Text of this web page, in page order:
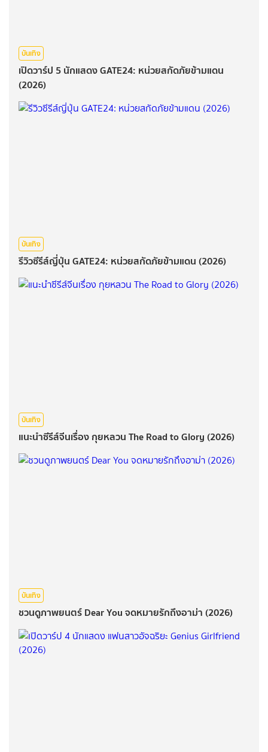
บันเทิง
เปิดวาร์ป 5 นักแสดง GATE24: หน่วยสกัดภัยข้ามแดน
(2026)
บันเทิง
รีวิวซีรีส์ญี่ปุ่น GATE24: หน่วยสกัดภัยข้ามแดน (2026)
บันเทิง
แนะนำซีรีส์จีนเรื่อง กุยหลวน The Road to Glory (2026)
บันเทิง
ชวนดูภาพยนตร์ Dear You จดหมายรักถึงอาม่า (2026)